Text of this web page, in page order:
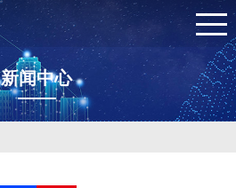
新闻中心